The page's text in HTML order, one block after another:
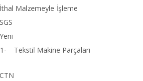
İthal Malzemeyle İşleme
SGS
Yeni
Tekstil Makine Parçaları
CTN